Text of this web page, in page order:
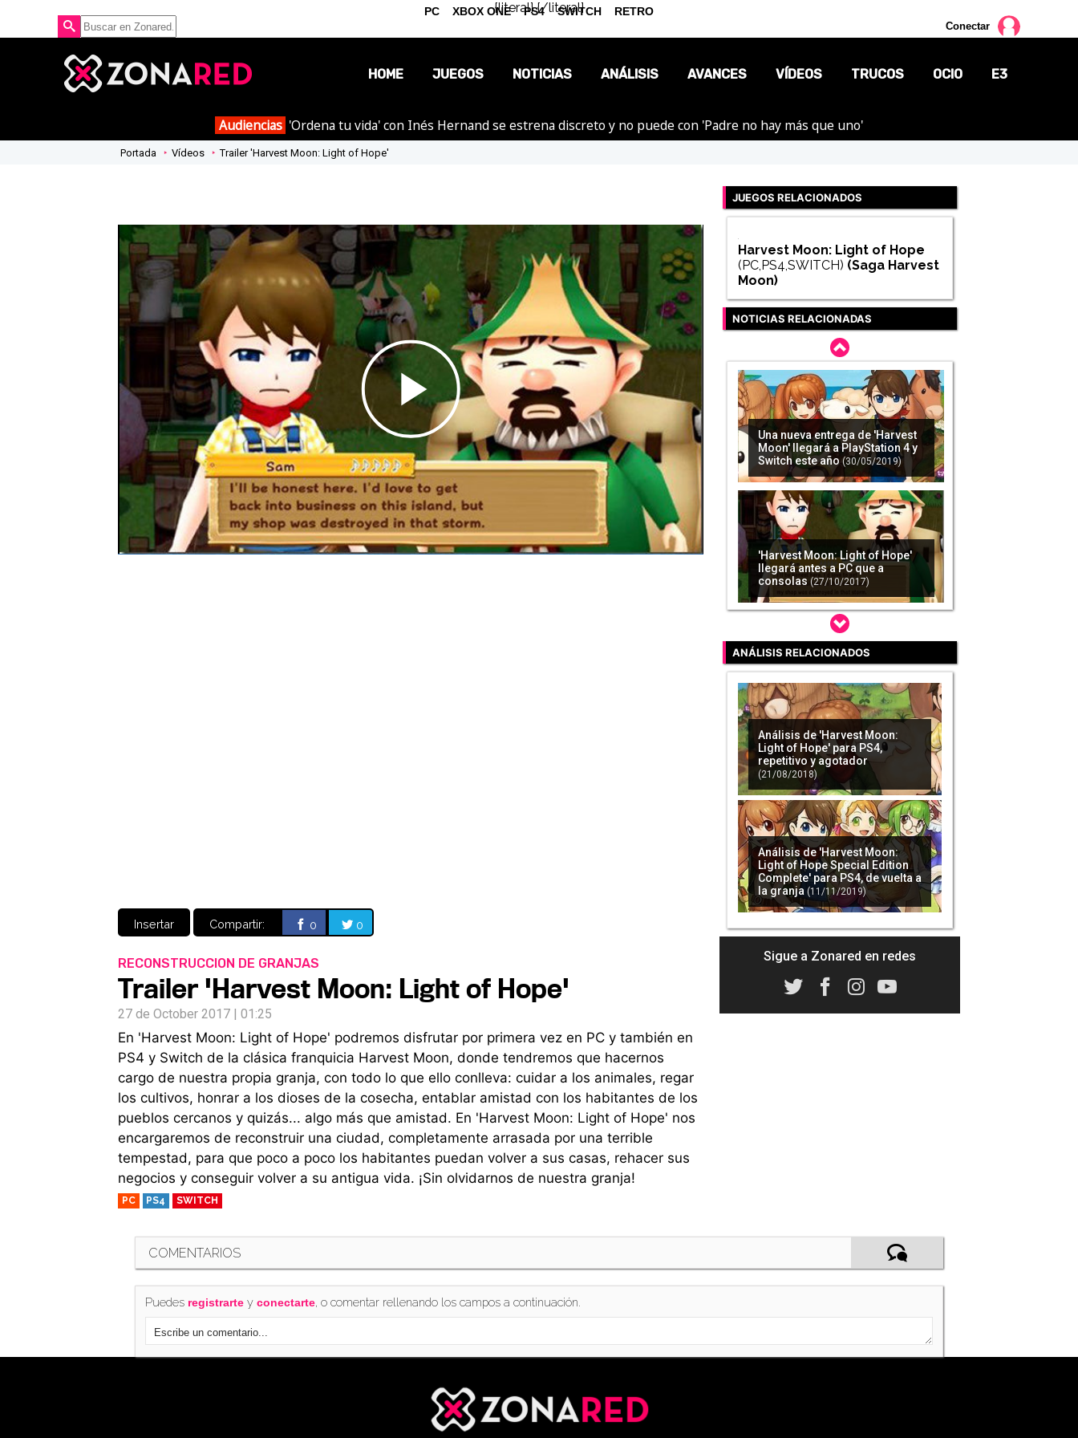
{literal}{/literal}
Conectar
HOME JUEGOS NOTICIAS
OPINIÓN
ANÁLISIS AVANCES VÍDEOS TRUCOS OCIO E3
Audiencias 'Ordena tu vida' con Inés Hernand se estrena discreto y no puede con 'Padre no hay más que uno'
Portada Vídeos Trailer 'Harvest Moon: Light of Hope'
Play
Video
Insertar Compartir: 0 0
RECONSTRUCCION DE GRANJAS
Trailer 'Harvest Moon: Light of Hope'
27 de October 2017 | 01:25
En 'Harvest Moon: Light of Hope' podremos disfrutar por primera vez en PC y también en
PS4 y Switch de la clásica franquicia Harvest Moon, donde tendremos que hacernos
cargo de nuestra propia granja, con todo lo que ello conlleva: cuidar a los animales, regar
los cultivos, honrar a los dioses de la cosecha, entablar amistad con los habitantes de los
pueblos cercanos y quizás... algo más que amistad. En 'Harvest Moon: Light of Hope' nos
encargaremos de reconstruir una ciudad, completamente arrasada por una terrible
tempestad, para que poco a poco los habitantes puedan volver a sus casas, rehacer sus
negocios y conseguir volver a su antigua vida. ¡Sin olvidarnos de nuestra granja!
PC PS4 SWITCH
JUEGOS RELACIONADOS
Harvest Moon: Light of Hope
(PC,PS4,SWITCH) (Saga Harvest
Moon)
NOTICIAS RELACIONADAS
Una nueva entrega de 'Harvest
Moon' llegará a PlayStation 4 y
Switch este año (30/05/2019)
'Harvest Moon: Light of Hope'
llegará antes a PC que a
consolas (27/10/2017)
'Little Dragons Café' pone
rumbo a PC (06/11/2018)
ANÁLISIS RELACIONADOS
Análisis de 'Harvest Moon:
Light of Hope' para PS4,
repetitivo y agotador
(21/08/2018)
Análisis de 'Harvest Moon:
Light of Hope Special Edition
Complete' para PS4, de vuelta a
la granja (11/11/2019)
Sigue a Zonared en redes
COMENTARIOS
Puedes registrartey conectarte, o comentar rellenando los campos a continuación.
PC XBOX ONE PS4 SWITCH RETRO